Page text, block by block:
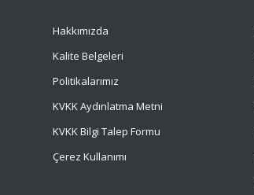
Hakkımızda
Kalite Belgeleri
Politikalarımız
KVKK Aydınlatma Metni
KVKK Bilgi Talep Formu
Çerez Kullanımı